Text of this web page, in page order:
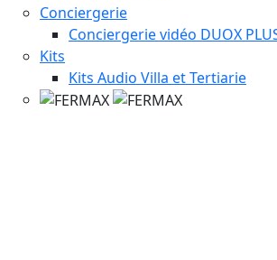
Conciergerie
Conciergerie vidéo DUOX
Kits
Kits Audio Villa et Tertiarie